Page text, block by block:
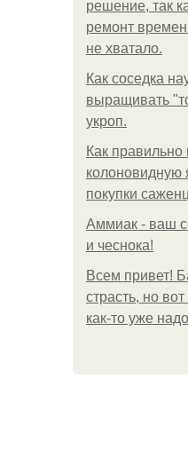
решение, так
ремонт
не хватало.
Как соседка
выращивать
укроп.
Как правильно
колоновидную
покупки
Аммиак - ваш
и чеснока!
Всем привет!
страсть, но
как-то уже